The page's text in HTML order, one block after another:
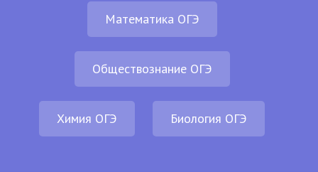
Математика ОГЭ
Обществознание ОГЭ
Химия ОГЭ Биология ОГЭ